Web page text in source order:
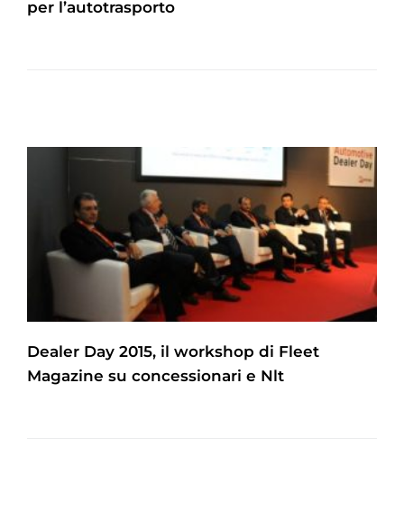
per l’autotrasporto
Dealer Day 2015, il workshop di Fleet
Magazine su concessionari e Nlt